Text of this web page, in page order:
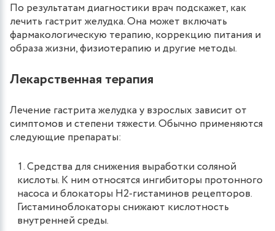
По результатам диагностики врач подскажет, как
лечить гастрит желудка. Она может включать
фармакологическую терапию, коррекцию питания и
образа жизни, физиотерапию и другие методы.
Лекарственная терапия
Лечение гастрита желудка у взрослых зависит от
симптомов и степени тяжести. Обычно применяются
следующие препараты:
Средства для снижения выработки соляной
кислоты. К ним относятся ингибиторы протонного
насоса и блокаторы H2-гистаминов рецепторов.
Гистаминоблокаторы снижают кислотность
внутренней среды.